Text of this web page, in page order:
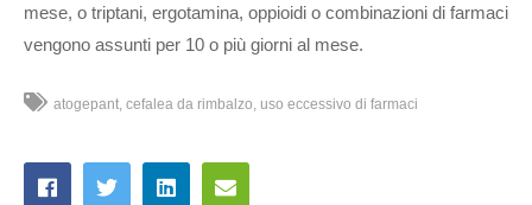
mese, o triptani, ergotamina, oppioidi o combinazioni di farmaci
vengono assunti per 10 o più giorni al mese.
atogepant cefalea da rimbalzo uso eccessivo di farmaci